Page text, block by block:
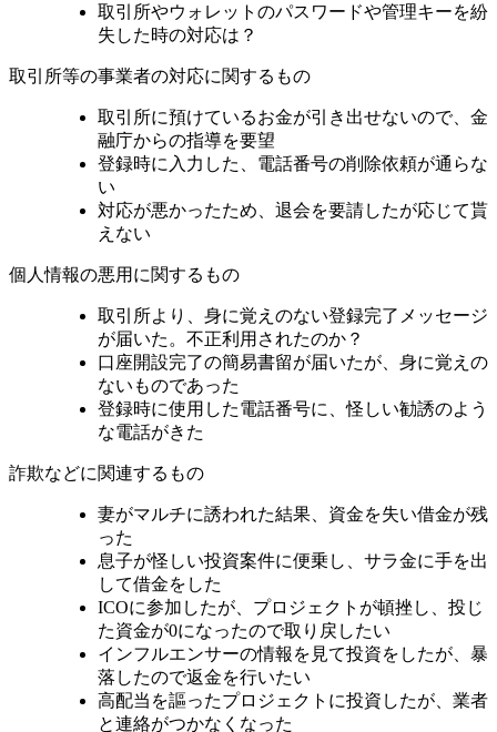
取引所やウォレットのパスワードや管理キーを紛
失した時の対応は？
取引所等の事業者の対応に関するもの
取引所に預けているお金が引き出せないので、金
融庁からの指導を要望
登録時に入力した、電話番号の削除依頼が通らな
い
対応が悪かったため、退会を要請したが応じて貰
えない
個人情報の悪用に関するもの
取引所より、身に覚えのない登録完了メッセージ
が届いた。不正利用されたのか？
口座開設完了の簡易書留が届いたが、身に覚えの
ないものであった
登録時に使用した電話番号に、怪しい勧誘のよう
な電話がきた
詐欺などに関連するもの
妻がマルチに誘われた結果、資金を失い借金が残
った
息子が怪しい投資案件に便乗し、サラ金に手を出
して借金をした
ICOに参加したが、プロジェクトが頓挫し、投じ
た資金が0になったので取り戻したい
インフルエンサーの情報を見て投資をしたが、暴
落したので返金を行いたい
高配当を謳ったプロジェクトに投資したが、業者
と連絡がつかなくなった